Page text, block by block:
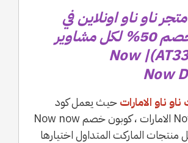
ناو ناو اونلاين في
الامارات بخصم 50% لكل مشاوير
التوصيل (AT33)| Now
Now
ناو الاماراتحيث يعمل كود
خصم Now now الامارات ، كوبون خصم Now now
منتجات الماركت المتداول اختيارها